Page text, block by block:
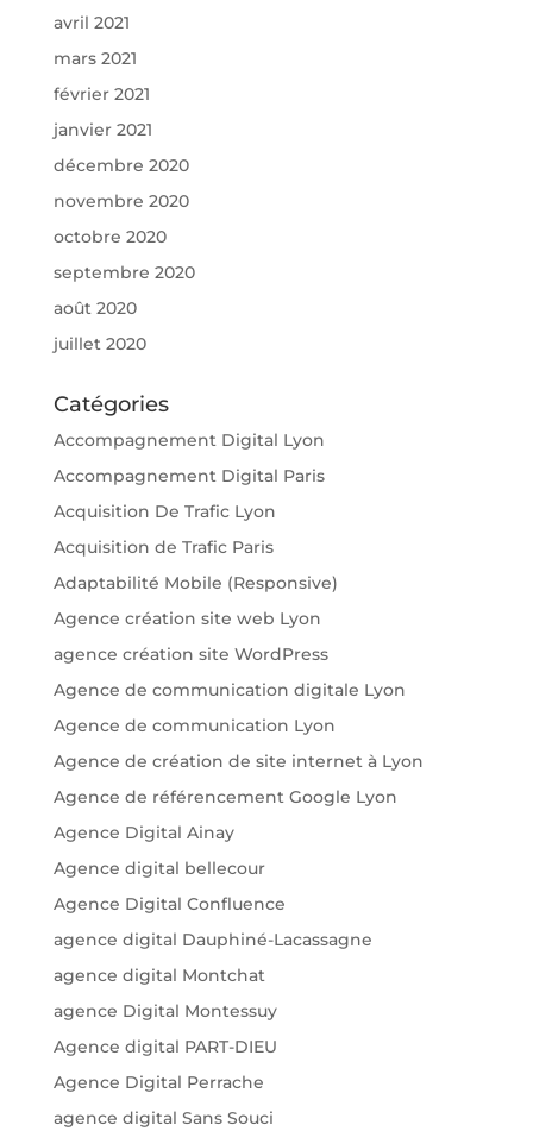
avril 2021
mars 2021
février 2021
janvier 2021
décembre 2020
novembre 2020
octobre 2020
septembre 2020
août 2020
juillet 2020
Catégories
Accompagnement Digital Lyon
Accompagnement Digital Paris
Acquisition De Trafic Lyon
Acquisition de Trafic Paris
Adaptabilité Mobile (Responsive)
Agence création site web Lyon
agence création site WordPress
Agence de communication digitale Lyon
Agence de communication Lyon
Agence de création de site internet à Lyon
Agence de référencement Google Lyon
Agence Digital Ainay
Agence digital bellecour
Agence Digital Confluence
agence digital Dauphiné-Lacassagne
agence digital Montchat
agence Digital Montessuy
Agence digital PART-DIEU
Agence Digital Perrache
agence digital Sans Souci